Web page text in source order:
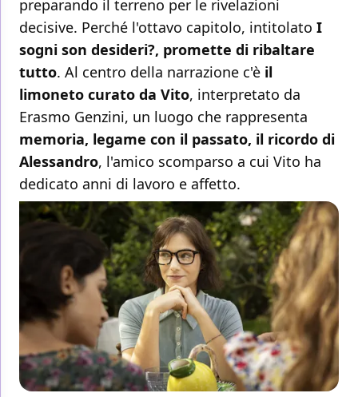
preparando il terreno per le rivelazioni
decisive. Perché l'ottavo capitolo, intitolato I
sogni son desideri?, promette di ribaltare
tutto. Al centro della narrazione c'è il
limoneto curato da Vito, interpretato da
Erasmo Genzini, un luogo che rappresenta
memoria, legame con il passato, il ricordo di
Alessandro, l'amico scomparso a cui Vito ha
dedicato anni di lavoro e affetto.